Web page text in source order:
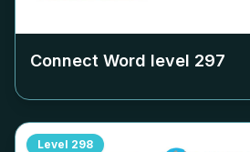
Connect Word level 297
Level 298